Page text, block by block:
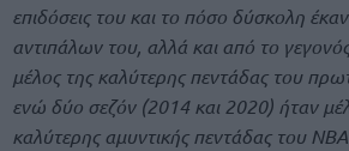
επιδόσεις του και το πόσο δύσκολη
αντιπάλων του, αλλά και από το
μέλος της καλύτερης πεντάδας του
ενώ δύο σεζόν (2014 και 2020) ήταν
καλύτερης αμυντικής πεντάδας του